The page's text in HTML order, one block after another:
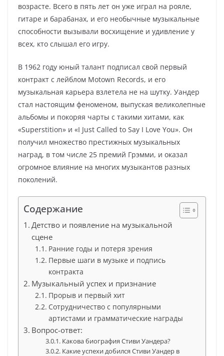
возрасте. Всего в пять лет он уже играл на рояле,
гитаре и барабанах, и его необычные музыкальные
способности вызывали восхищение и удивление у
всех, кто слышал его игру.
В 1962 году юный талант подписал свой первый
контракт с лейблом Motown Records, и его
музыкальная карьера взлетела не на шутку. Уандер
стал настоящим феноменом, выпуская великолепные
альбомы и покоряя чарты с такими хитами, как
«Superstition» и «I Just Called to Say I Love You». Он
получил множество престижных музыкальных
наград, в том числе 25 премий Грэмми, и оказал
огромное влияние на многих музыкантов разных
поколений.
Содержание
Детство и появление на музыкальной
сцене
Ранние годы и потеря зрения
Первые шаги в музыке и подпись
контракта
Музыкальный успех и признание
Прорыв и первый хит
Сотрудничество с популярными
артистами и грамматические награды
Вопрос-ответ:
Какова биография Стиви Уандера?
Какие успехи добился Стиви Уандер в